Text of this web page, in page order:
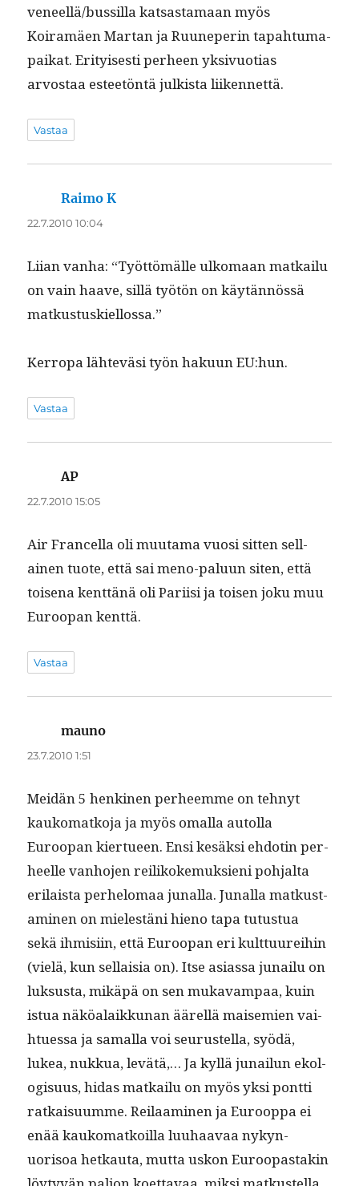
veneellä/bussilla kat­sas­ta­maan myös
Koiramäen Mar­tan ja Ruuneperin tapah­tuma­
paikat. Eri­tyis­es­ti per­heen yksivuo­tias
arvostaa esteetön­tä julk­ista liikennettä.
Vastaa
Raimo K
22.7.2010 10:04
Liian van­ha: “Työt­tömälle ulko­maan matkailu
on vain haave, sil­lä työtön on käytän­nössä
matkustuskiellossa.”
Ker­ropa lähteväsi työn haku­un EU:hun.
Vastaa
AP
22.7.2010 15:05
Air Fran­cel­la oli muu­ta­ma vuosi sit­ten sel­l­
ainen tuote, että sai meno-palu­un siten, että
toise­na kent­tänä oli Pari­isi ja toisen joku muu
Euroopan kenttä.
Vastaa
mauno
23.7.2010 1:51
Mei­dän 5 henk­i­nen per­heemme on tehnyt
kauko­matko­ja ja myös oma­l­la autol­la
Euroopan kiertueen. Ensi kesäk­si ehdotin per­
heelle van­ho­jen rei­likoke­muk­sieni poh­jal­ta
eri­laista per­h­elo­maa junal­la. Junal­la matkus­t­
a­mi­nen on mielestäni hieno tapa tutus­tua
sekä ihmisi­in, että Euroopan eri kult­tuurei­hin
(vielä, kun sel­l­aisia on). Itse asi­as­sa junailu on
luk­sus­ta, mikäpä on sen mukavam­paa, kuin
istua näköalaikku­nan äärel­lä maisemien vai­
htues­sa ja samal­la voi seu­rustel­la, syödä,
lukea, nukkua, lev­ätä,… Ja kyl­lä junailun ekol­
o­gisu­us, hidas matkailu on myös yksi pont­ti
ratkaisu­umme. Reilaami­nen ja Euroop­pa ei
enää kauko­matkoil­la luuhaavaa nykyn­
uorisoa het­kau­ta, mut­ta uskon Euroopas­takin